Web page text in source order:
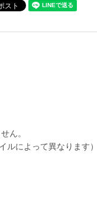
ん。
ルによって異なります